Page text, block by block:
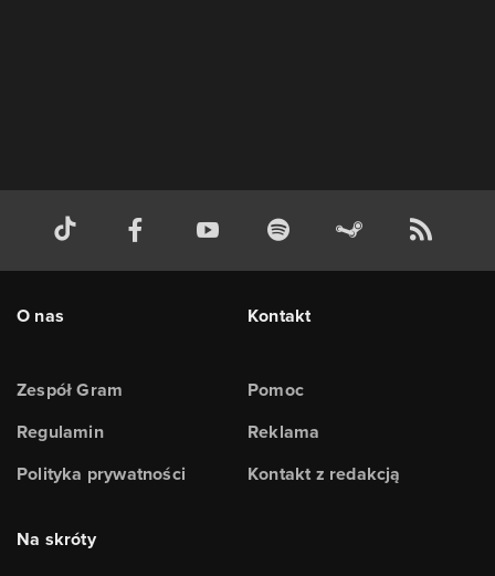
O nas
Zespół Gram
Regulamin
Polityka prywatności
Kontakt
Pomoc
Reklama
Kontakt z redakcją
Na skróty